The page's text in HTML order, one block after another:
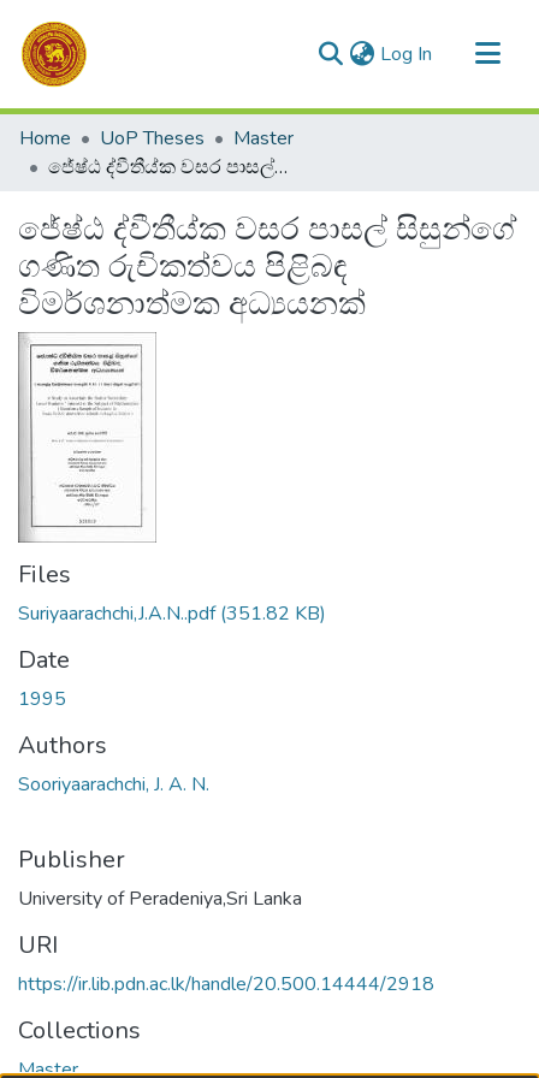
Log In (current)
Communities & Collections
All of DSpace
Home UoP Theses
Master
ජේෂ්ඨ ද්වීතීය්ක වසර පාසල් සිසුන්ගේ ගණිත රුචිකත්වය පිළිබඳ විමර්ශනාත්මක අධ්‍යයනක්
ජේෂ්ඨ ද්වීතීය්ක වසර පාසල් සිසුන්ගේ
ගණිත රුචිකත්වය පිළිබඳ
විමර්ශනාත්මක අධ්‍යයනක්
Files
Suriyaarachchi,J.A.N..pdf(351.82 KB)
Date
1995
Authors
Sooriyaarachchi, J. A. N.
Publisher
University of Peradeniya,Sri Lanka
URI
https://ir.lib.pdn.ac.lk/handle/20.500.14444/2918
Collections
Master